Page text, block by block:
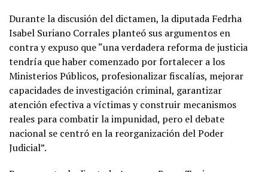
Durante la discusión del dictamen, la diputada Fedrha
Isabel Suriano Corrales planteó sus argumentos en
contra y expuso que “una verdadera reforma de justicia
tendría que haber comenzado por fortalecer a los
Ministerios Públicos, profesionalizar fiscalías, mejorar
capacidades de investigación criminal, garantizar
atención efectiva a víctimas y construir mecanismos
reales para combatir la impunidad, pero el debate
nacional se centró en la reorganización del Poder
Judicial”.